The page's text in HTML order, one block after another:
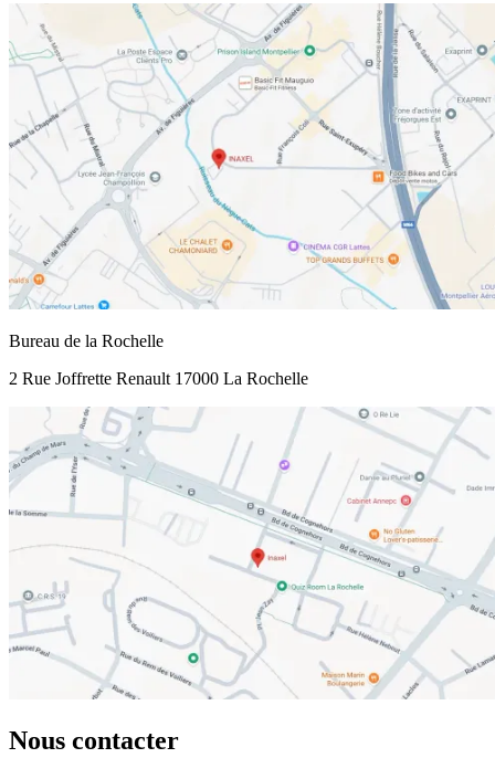
Bureau de la Rochelle
2 Rue Joffrette Renault 17000 La Rochelle
Nous contacter